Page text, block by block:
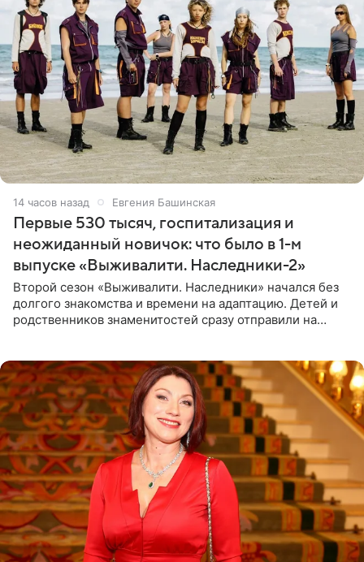
14 часов назад Евгения Башинская
Первые 530 тысяч, госпитализация и
неожиданный новичок: что было в 1-м
выпуске «Выживалити. Наследники-2»
Второй сезон «Выживалити. Наследники» начался без
долгого знакомства и времени на адаптацию. Детей и
родственников знаменитостей сразу отправили на